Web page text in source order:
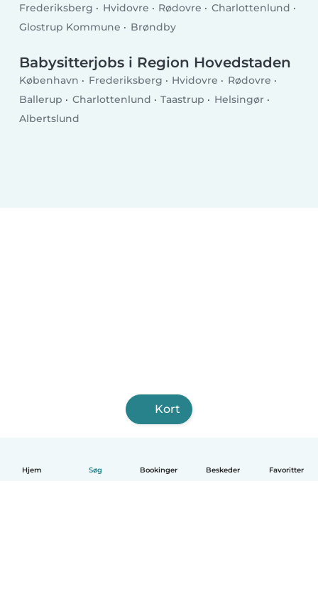
Hjem Søg Bookinger Beskeder Favoritter
Frederiksberg Hvidovre Rødovre
Charlottenlund
Glostrup Kommune
Brøndby
Babysitterjobs i Region Hovedstaden
København Frederiksberg Hvidovre
Rødovre
Ballerup
Charlottenlund Taastrup
Helsingør
Albertslund
Kort